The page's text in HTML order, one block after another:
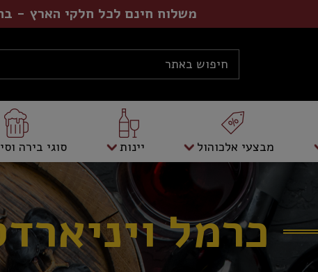
משלוח חינם לכל חלקי הארץ -
מבצעי אלכוהול יינות סוגי בירה
כרמל